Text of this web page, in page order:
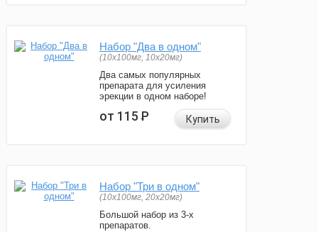
Набор "Два в одном"
(10x100мг, 10x20мг)
Два самых популярных
препарата для усиления
эрекции в одном наборе!
от 115Р Купить
Набор "Три в одном"
(10x100мг, 20x20мг)
Большой набор из 3-х
препаратов.